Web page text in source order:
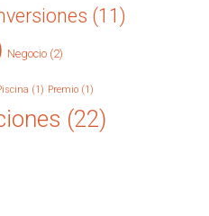
(11)
Negocio (2)
(1) Premio (1)
(22)